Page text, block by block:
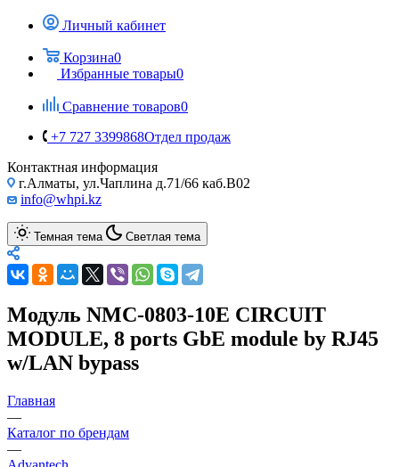
Личный кабинет
Корзина0
Избранные товары0
Сравнение товаров0
+7 727 3399868Отдел продаж
Контактная информация
г.Алматы, ул.Чаплина д.71/66 каб.B02
info@whpi.kz
Темная тема Светлая тема
Модуль NMC-0803-10E CIRCUIT
MODULE, 8 ports GbE module by RJ45
w/LAN bypass
Главная
—
Каталог по брендам
—